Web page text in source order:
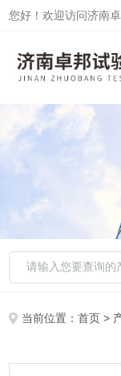
您好！欢迎访问济南
当前位置：首页 >